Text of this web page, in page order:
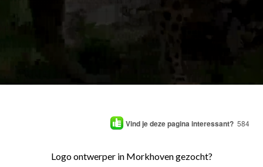
Vind je deze pagina interessant? 584
Logo ontwerper in Morkhoven gezocht?